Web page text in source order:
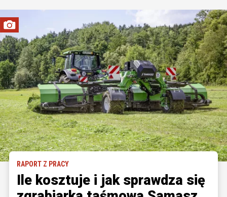
RAPORT Z PRACY
Ile kosztuje i jak sprawdza się